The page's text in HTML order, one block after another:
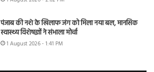
पंजाब की नशे के खिलाफ जंग को मिला नया बल, मानसिक
स्वास्थ्य विशेषज्ञों ने संभाला मोर्चा
1 August 2026 - 1:41 PM